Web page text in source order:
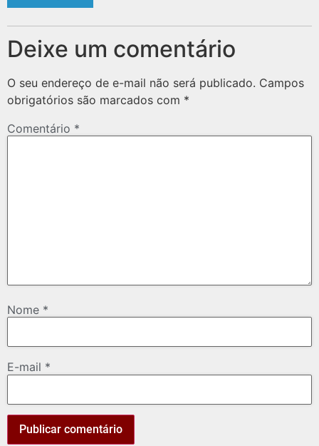
Deixe um comentário
O seu endereço de e-mail não será publicado. Campos
obrigatórios são marcados com *
Comentário *
Nome *
E-mail *